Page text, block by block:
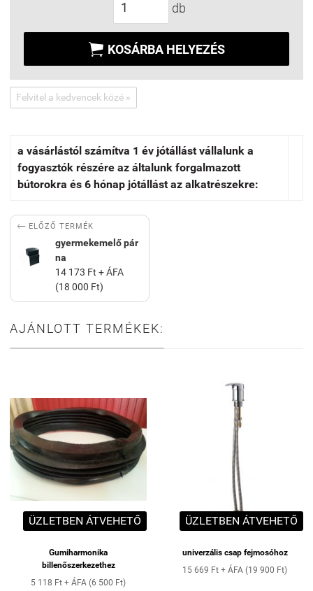
db
 KOSÁRBA HELYEZÉS
Felvitel a kedvencek közé »
a vásárlástól számítva 1 év jótállást vállalunk a
fogyasztók részére az általunk forgalmazott
bútorokra és 6 hónap jótállást az alkatrészekre:
 ELŐZŐ TERMÉK
gyermekemelő pár
na
14 173 Ft + ÁFA
(18 000 Ft)
AJÁNLOTT TERMÉKEK:
ÜZLETBEN ÁTVEHETŐ
Gumiharmonika
billenőszerkezethez
5 118 Ft + ÁFA (6 500 Ft)
ÜZLETBEN ÁTVEHETŐ
univerzális csap fejmosóhoz
15 669 Ft + ÁFA (19 900 Ft)